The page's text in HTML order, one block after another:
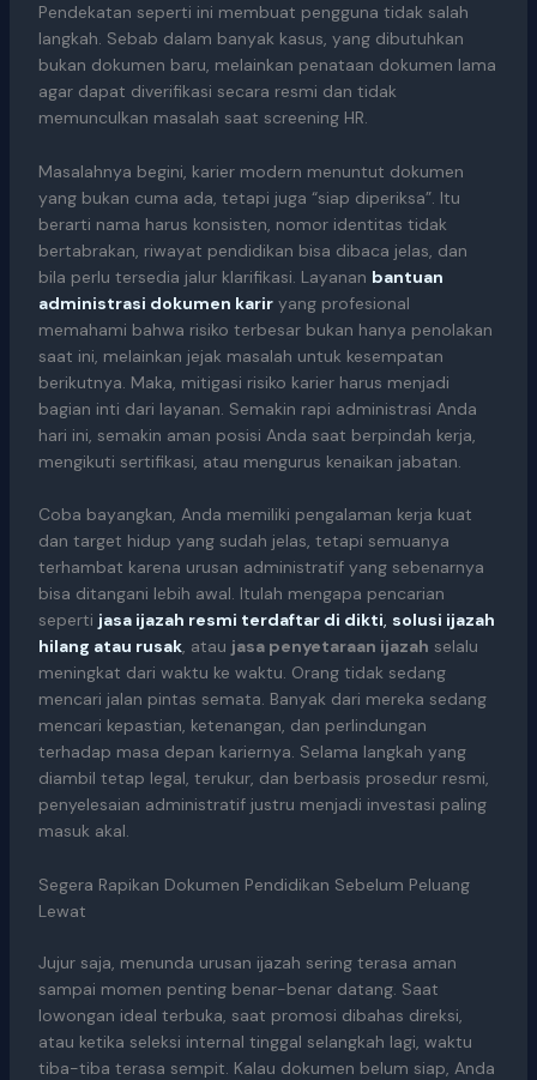
Pendekatan seperti ini membuat pengguna tidak salah
langkah. Sebab dalam banyak kasus, yang dibutuhkan
bukan dokumen baru, melainkan penataan dokumen lama
agar dapat diverifikasi secara resmi dan tidak
memunculkan masalah saat screening HR.
Masalahnya begini, karier modern menuntut dokumen
yang bukan cuma ada, tetapi juga “siap diperiksa”. Itu
berarti nama harus konsisten, nomor identitas tidak
bertabrakan, riwayat pendidikan bisa dibaca jelas, dan
bila perlu tersedia jalur klarifikasi. Layanan bantuan
administrasi dokumen kariryang profesional
memahami bahwa risiko terbesar bukan hanya penolakan
saat ini, melainkan jejak masalah untuk kesempatan
berikutnya. Maka, mitigasi risiko karier harus menjadi
bagian inti dari layanan. Semakin rapi administrasi Anda
hari ini, semakin aman posisi Anda saat berpindah kerja,
mengikuti sertifikasi, atau mengurus kenaikan jabatan.
Coba bayangkan, Anda memiliki pengalaman kerja kuat
dan target hidup yang sudah jelas, tetapi semuanya
terhambat karena urusan administratif yang sebenarnya
bisa ditangani lebih awal. Itulah mengapa pencarian
seperti jasa ijazah resmi terdaftar di dikti, solusi ijazah
hilang atau rusak, atau jasa penyetaraan ijazah selalu
meningkat dari waktu ke waktu. Orang tidak sedang
mencari jalan pintas semata. Banyak dari mereka sedang
mencari kepastian, ketenangan, dan perlindungan
terhadap masa depan kariernya. Selama langkah yang
diambil tetap legal, terukur, dan berbasis prosedur resmi,
penyelesaian administratif justru menjadi investasi paling
masuk akal.
Segera Rapikan Dokumen Pendidikan Sebelum Peluang
Lewat
Jujur saja, menunda urusan ijazah sering terasa aman
sampai momen penting benar-benar datang. Saat
lowongan ideal terbuka, saat promosi dibahas direksi,
atau ketika seleksi internal tinggal selangkah lagi, waktu
tiba-tiba terasa sempit. Kalau dokumen belum siap, Anda